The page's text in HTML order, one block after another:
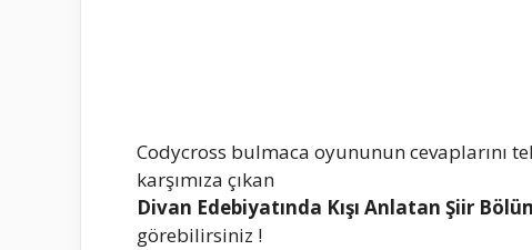
Codycross bulmaca oyununun cevaplarını
karşımıza çıkan
Divan Edebiyatında Kışı Anlatan Şiir
görebilirsiniz !